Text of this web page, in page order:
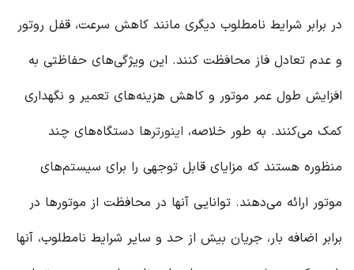
در برابر شرایط نامطلوب دیگری مانند کاهش سرعت، قفل روتور
و عدم تعادل فاز محافظت کنند. این ویژگی‌های حفاظتی به
افزایش طول عمر موتور و کاهش هزینه‌های تعمیر و نگهداری
کمک می‌کنند. به طور خلاصه، اینورترها دستگاه‌های چند
منظوره هستند که مزایای قابل توجهی را برای سیستم‌های
موتور ارائه می‌دهند. توانایی آنها در محافظت از موتورها در
برابر اضافه بار، جریان بیش از حد و سایر شرایط نامطلوب، آنها